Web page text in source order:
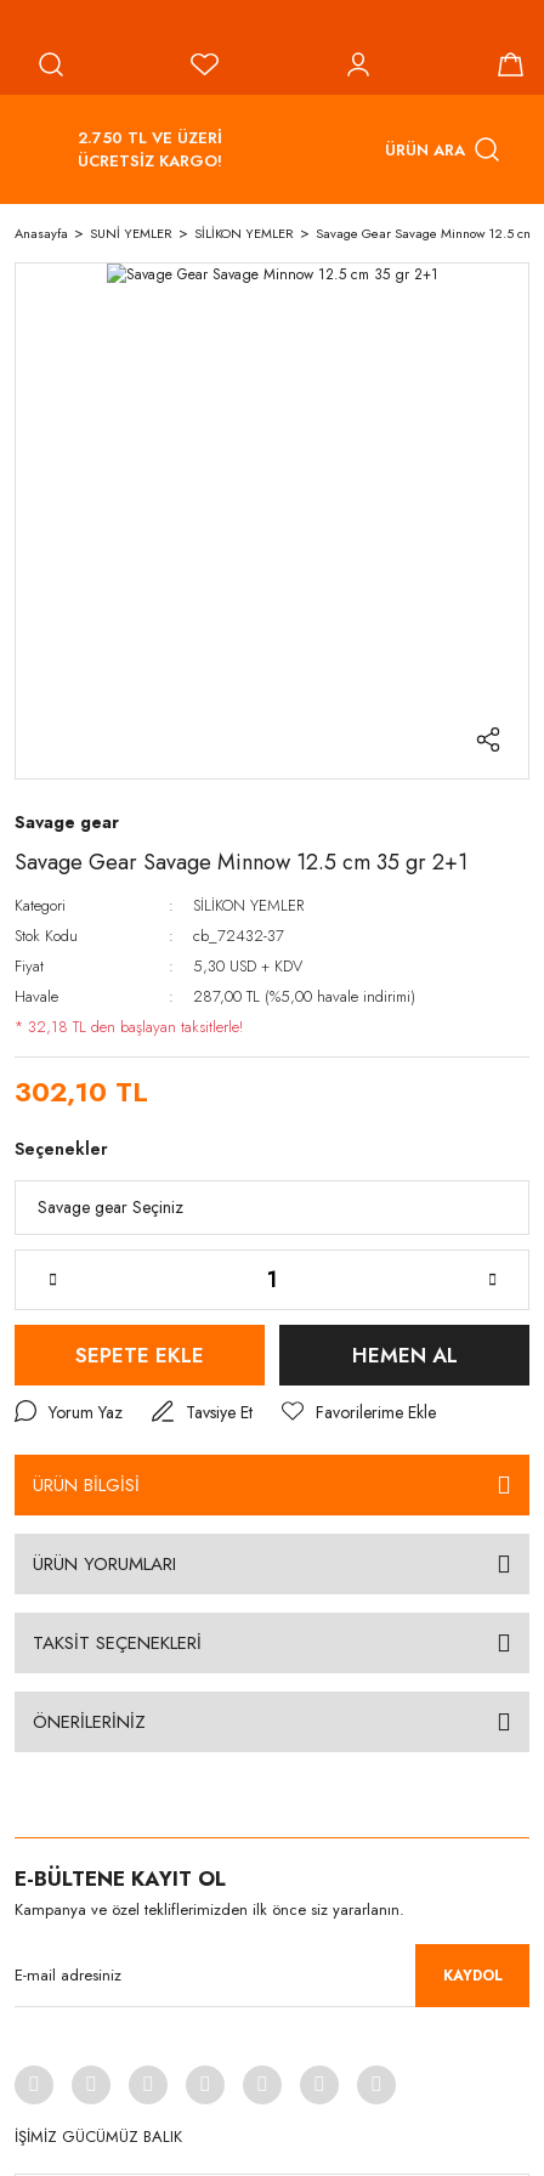
2.750 TL VE ÜZERİ
ÜCRETSİZ KARGO!
ÜRÜN ARA
Anasayfa SUNİ YEMLER SİLİKON YEMLER Savage Gear Savage Minnow 12.5 cm
Savage gear
Savage Gear Savage Minnow 12.5 cm 35 gr 2+1
Kategori
SİLİKON YEMLER
Stok Kodu
cb_72432-37
Fiyat
5,30 USD + KDV
Havale
287,00 TL (%5,00 havale indirimi)
* 32,18 TL den başlayan taksitlerle!
302,10 TL
Seçenekler
SEPETE EKLE HEMEN AL
Yorum Yaz Tavsiye Et
ÜRÜN BİLGİSİ
ÜRÜN YORUMLARI
TAKSİT SEÇENEKLERİ
ÖNERİLERİNİZ
E-BÜLTENE KAYIT OL
Kampanya ve özel tekliflerimizden ilk önce siz yararlanın.
KAYDOL
İŞİMİZ GÜCÜMÜZ BALIK